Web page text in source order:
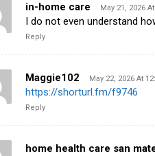
in-home care May 21, 2026
I do not even understand
Reply
Maggie102 May 22, 2026 At
https://shorturl.fm/f9746
Reply
home health care san